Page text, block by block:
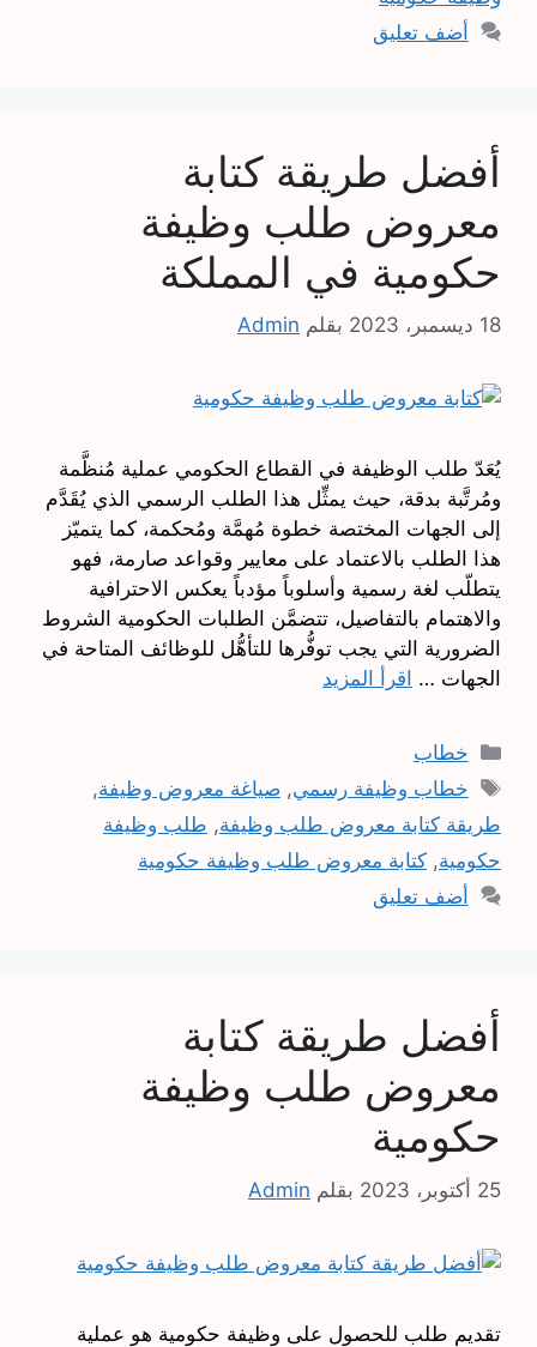
أضف تعليق
أفضل طريقة كتابة
معروض طلب وظيفة
حكومية في المملكة
18 ديسمبر، 2023 بقلم Admin
يُعَدّ طلب الوظيفة في القطاع الحكومي عملية مُنظَّمة
ومُرتَّبة بدقة، حيث يمثِّل هذا الطلب الرسمي الذي يُقَدَّم
إلى الجهات المختصة خطوة مُهمَّة ومُحكمة، كما يتميّز
هذا الطلب بالاعتماد على معايير وقواعد صارمة، فهو
يتطلّب لغة رسمية وأسلوباً مؤدباً يعكس الاحترافية
والاهتمام بالتفاصيل، تتضمَّن الطلبات الحكومية الشروط
الضرورية التي يجب توفُّرها للتأهُّل للوظائف المتاحة في
الجهات … اقرأ المزيد
التصنيفات
خطاب
الوسوم
خطاب وظيفة رسمي,صياغة معروض وظيفة,
طريقة كتابة معروض طلب وظيفة, طلب وظيفة
حكومية, كتابة معروض طلب وظيفة حكومية
أضف تعليق
أفضل طريقة كتابة
معروض طلب وظيفة
حكومية
25 أكتوبر، 2023 بقلم Admin
تقديم طلب للحصول على وظيفة حكومية هو عملية